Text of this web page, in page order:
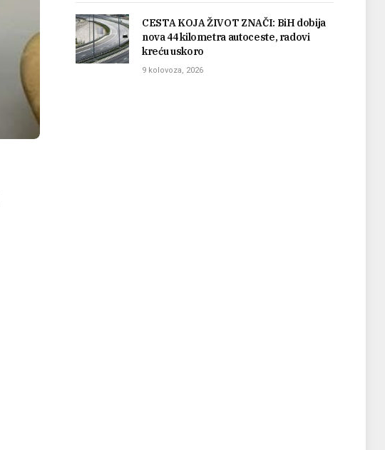
CESTA KOJA ŽIVOT ZNAČI: BiH dobija
nova 44 kilometra autoceste, radovi
kreću uskoro
9 kolovoza, 2026